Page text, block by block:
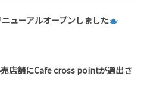
ューアルオープンしました
店舗にCafe cross pointが選出さ